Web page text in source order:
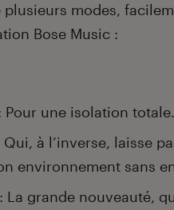
plusieurs modes,
Bose Music :
Pour une isolation totale.
à l’inverse, laisse
environnement sans
La grande nouveauté,